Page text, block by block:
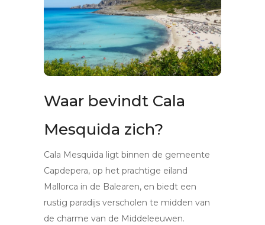
Waar bevindt Cala
Mesquida zich?
Cala Mesquida ligt binnen de gemeente
Capdepera, op het prachtige eiland
Mallorca in de Balearen, en biedt een
rustig paradijs verscholen te midden van
de charme van de Middeleeuwen.